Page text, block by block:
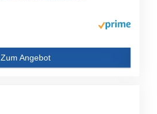
Zum Angebot